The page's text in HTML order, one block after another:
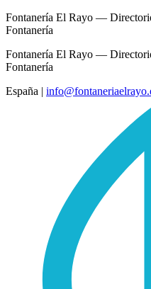
Fontanería El Rayo —
Fontanería
Fontanería El Rayo —
Fontanería
España |